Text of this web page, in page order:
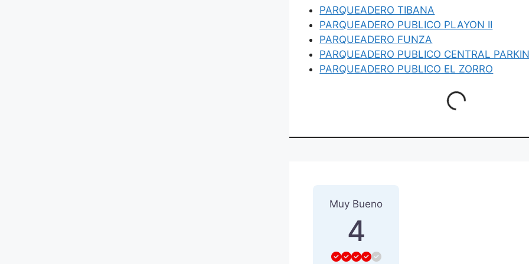
PARQUEADERO TIBANA
PARQUEADERO PUBLICO PLAYON II
PARQUEADERO FUNZA
PARQUEADERO PUBLICO CENTRAL
PARQUEADERO PUBLICO EL ZORRO
Loading...
Muy Bueno
4